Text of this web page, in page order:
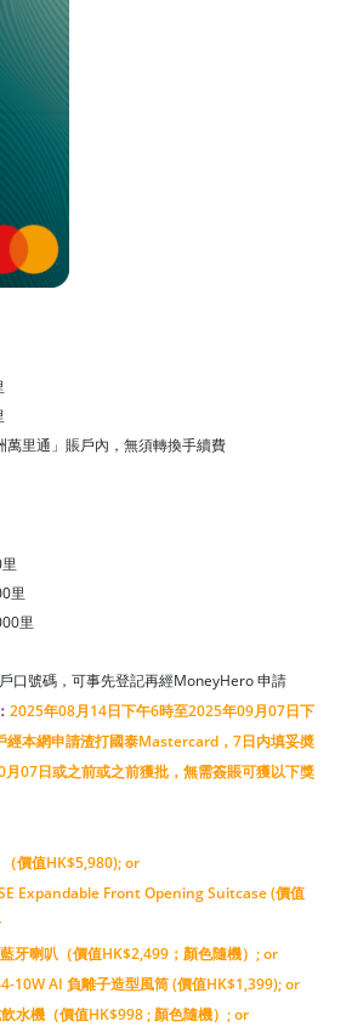
萬里通」賬戶內，無須轉換手續費
里
里
里
口號碼，可事先登記再經MoneyHero 申請
2025年08月14日下午6時至2025年09月07日下
經本網申請渣打國泰Mastercard，7日内填妥奬
07日或之前或之前獲批，無需簽賬可獲以下獎
價值HK$5,980); or
Expandable Front Opening Suitcase (價值
牙喇叭（價值HK$2,499；顏色隨機）; or
10W AI 負離子造型風筒 (價值HK$1,399); or
水機（價值HK$998 ; 顏色隨機）; or